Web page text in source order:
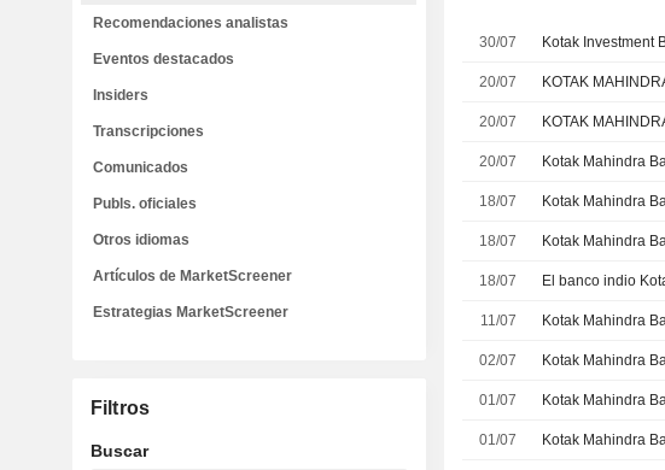
30/07 Kotak Investment
20/07 KOTAK
20/07
20/07
18/07 Kotak Mahindra
18/07
18/07
11/07 Kotak Mahindra
02/07
01/07
01/07
Recomendaciones analistas
Eventos destacados
Insiders
Transcripciones
Comunicados
Publs. oficiales
Otros idiomas
Artículos de MarketScreener
Estrategias MarketScreener
Filtros
Buscar